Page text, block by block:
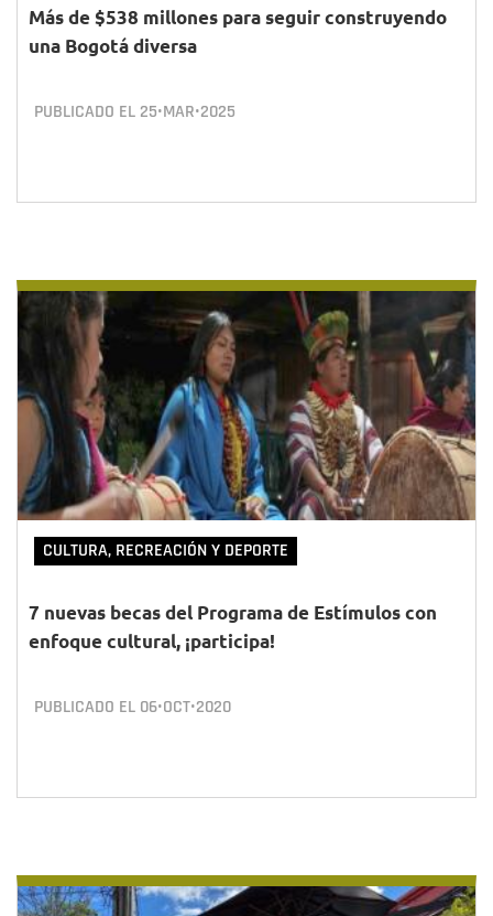
Más de $538 millones para seguir construyendo
una Bogotá diversa
PUBLICADO EL 25•MAR•2025
CULTURA, RECREACIÓN Y DEPORTE
7 nuevas becas del Programa de Estímulos con
enfoque cultural, ¡participa!
PUBLICADO EL 06•OCT•2020